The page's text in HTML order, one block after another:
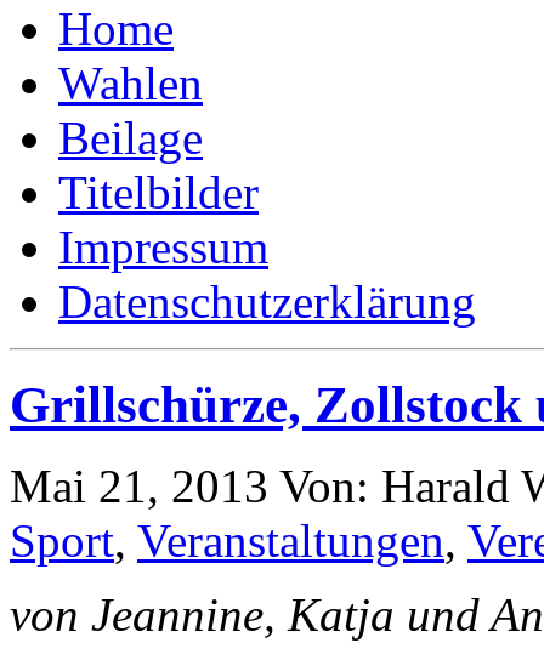
Home
Wahlen
Beilage
Titelbilder
Impressum
Datenschutzerklärung
Grillschürze, Zollstock
Mai 21, 2013 Von: Harald
Sport, Veranstaltungen,
von Jeannine, Katja und